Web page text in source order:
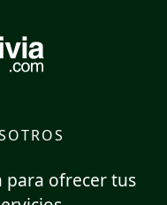
para ofrecer tus